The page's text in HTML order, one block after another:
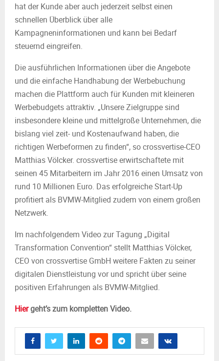
hat der Kunde aber auch jederzeit selbst einen
schnellen Überblick über alle
Kampagneninformationen und kann bei Bedarf
steuernd eingreifen.
Die ausführlichen Informationen über die Angebote
und die einfache Handhabung der Werbebuchung
machen die Plattform auch für Kunden mit kleineren
Werbebudgets attraktiv. „Unsere Zielgruppe sind
insbesondere kleine und mittelgroße Unternehmen, die
bislang viel zeit- und Kostenaufwand haben, die
richtigen Werbeformen zu finden“, so crossvertise-CEO
Matthias Völcker. crossvertise erwirtschaftete mit
seinen 45 Mitarbeitern im Jahr 2016 einen Umsatz von
rund 10 Millionen Euro. Das erfolgreiche Start-Up
profitiert als BVMW-Mitglied zudem von einem großen
Netzwerk.
Im nachfolgendem Video zur Tagung „Digital
Transformation Convention“ stellt Matthias Völcker,
CEO von crossvertise GmbH weitere Fakten zu seiner
digitalen Dienstleistung vor und spricht über seine
positiven Erfahrungen als BVMW-Mitglied.
Hiergeht’s zum kompletten Video.